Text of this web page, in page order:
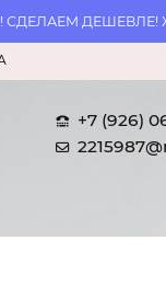
ДЕШЕВЛЕ!
+7 (926)